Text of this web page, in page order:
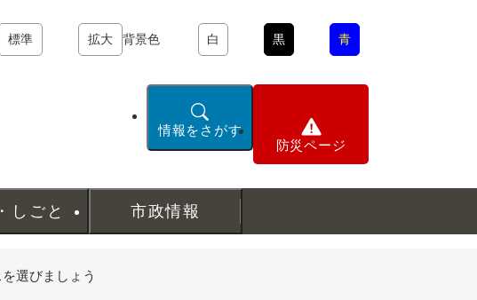
標準 拡大 背景色 白 黒 青
情報をさがす
防災ページ
しごと 市政情報
選びましょう